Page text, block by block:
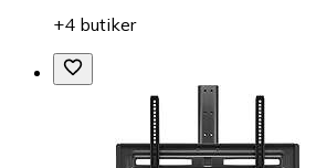
+4 butiker